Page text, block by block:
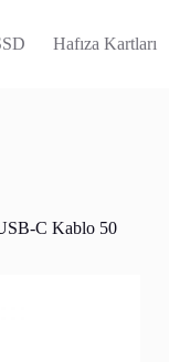
Hafıza Kartları
C Kablo 50